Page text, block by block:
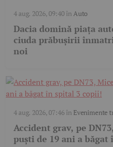
4 aug. 2026, 09:40înAuto
Dacia domină piața
ciuda prăbușirii
noi
4 aug. 2026, 07:46în Evenimente
Accident grav, pe
puști de 19 ani a